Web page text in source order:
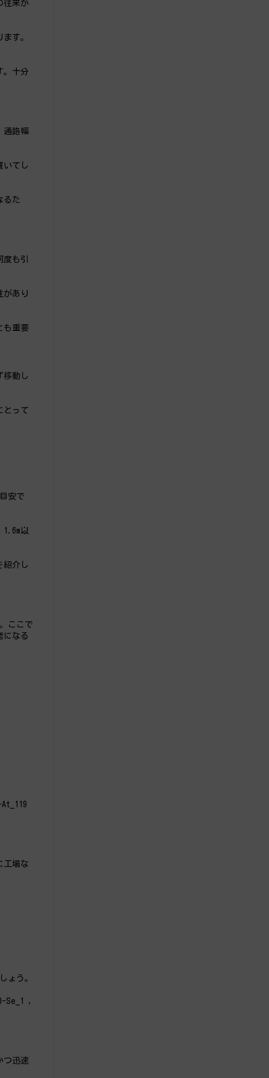
往来が
す。
。十分
通路幅
いてし
るた
も引
があり
も重要
移動し
とって
安で
以
紹介し
ここで
になる
工場な
ょう。
Se_1 ,
つ迅速